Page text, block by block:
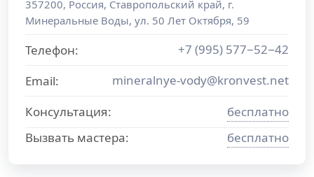
357200, Россия, Ставропольский край, г.
Минеральные Воды, ул. 50 Лет Октября, 59
Телефон:
+7 (995) 577−52−42
Email:
mineralnye-vody@kronvest.net
Консультация:
бесплатно
Вызвать мастера:
бесплатно